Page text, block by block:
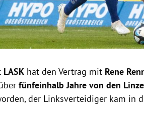
LASK hat den Vertrag mit Rene
fünfeinhalb Jahre von den
der Linksverteidiger kam in